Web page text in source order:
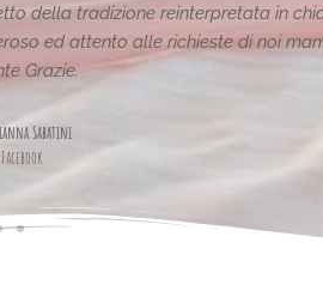
eleganti....complimenti per la vostra
idee!grazie
Teresa Masela